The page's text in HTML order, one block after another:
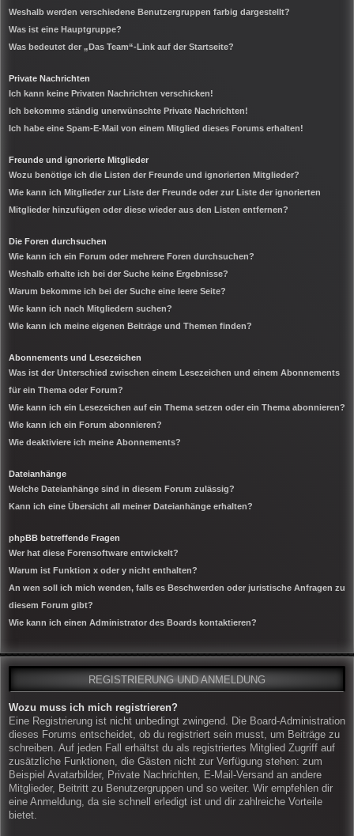
Weshalb werden verschiedene Benutzergruppen farbig dargestellt?
Was ist eine Hauptgruppe?
Was bedeutet der „Das Team“-Link auf der Startseite?
Private Nachrichten
Ich kann keine Privaten Nachrichten verschicken!
Ich bekomme ständig unerwünschte Private Nachrichten!
Ich habe eine Spam-E-Mail von einem Mitglied dieses Forums erhalten!
Freunde und ignorierte Mitglieder
Wozu benötige ich die Listen der Freunde und ignorierten Mitglieder?
Wie kann ich Mitglieder zur Liste der Freunde oder zur Liste der ignorierten
Mitglieder hinzufügen oder diese wieder aus den Listen entfernen?
Die Foren durchsuchen
Wie kann ich ein Forum oder mehrere Foren durchsuchen?
Weshalb erhalte ich bei der Suche keine Ergebnisse?
Warum bekomme ich bei der Suche eine leere Seite?
Wie kann ich nach Mitgliedern suchen?
Wie kann ich meine eigenen Beiträge und Themen finden?
Abonnements und Lesezeichen
Was ist der Unterschied zwischen einem Lesezeichen und einem Abonnements
für ein Thema oder Forum?
Wie kann ich ein Lesezeichen auf ein Thema setzen oder ein Thema abonnieren?
Wie kann ich ein Forum abonnieren?
Wie deaktiviere ich meine Abonnements?
Dateianhänge
Welche Dateianhänge sind in diesem Forum zulässig?
Kann ich eine Übersicht all meiner Dateianhänge erhalten?
phpBB betreffende Fragen
Wer hat diese Forensoftware entwickelt?
Warum ist Funktion x oder y nicht enthalten?
An wen soll ich mich wenden, falls es Beschwerden oder juristische Anfragen zu
diesem Forum gibt?
Wie kann ich einen Administrator des Boards kontaktieren?
REGISTRIERUNG UND ANMELDUNG
Wozu muss ich mich registrieren?
Eine Registrierung ist nicht unbedingt zwingend. Die Board-Administration
dieses Forums entscheidet, ob du registriert sein musst, um Beiträge zu
schreiben. Auf jeden Fall erhältst du als registriertes Mitglied Zugriff auf
zusätzliche Funktionen, die Gästen nicht zur Verfügung stehen: zum
Beispiel Avatarbilder, Private Nachrichten, E-Mail-Versand an andere
Mitglieder, Beitritt zu Benutzergruppen und so weiter. Wir empfehlen dir
eine Anmeldung, da sie schnell erledigt ist und dir zahlreiche Vorteile
bietet.